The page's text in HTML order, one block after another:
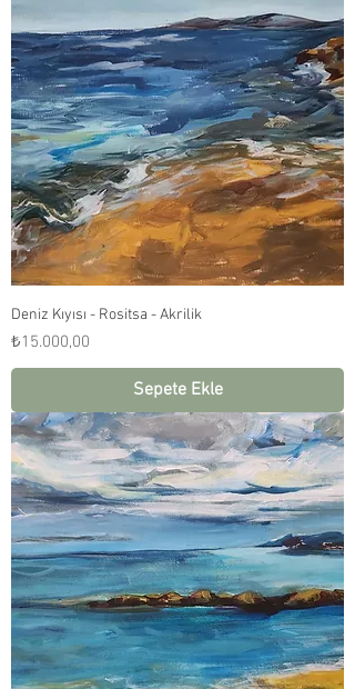
Deniz Kıyısı - Rositsa - Akrilik
Fiyat
₺15.000,00
Sepete Ekle